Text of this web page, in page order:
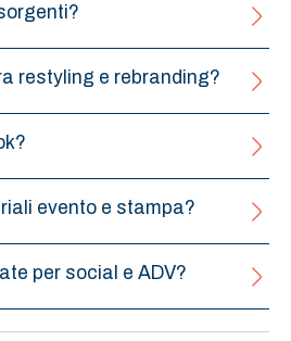
restyling e rebranding?
evento e stampa?
per social e ADV?